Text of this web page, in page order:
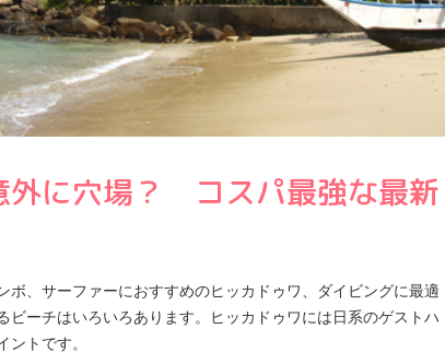
外に穴場？ コスパ最強な最新
ボ、サーファーにおすすめのヒッカドゥワ、ダイビングに最適
ビーチはいろいろあります。ヒッカドゥワには日系のゲストハ
トです。